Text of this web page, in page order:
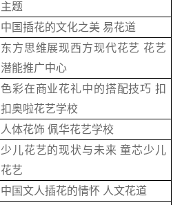
主题
中国插花的文化之美 易花道
东方思维展现西方现代花艺 花艺
潜能推广中心
色彩在商业花礼中的搭配技巧 扣
扣奥啦花艺学校
人体花饰 佩华花艺学校
少儿花艺的现状与未来 童芯少儿
花艺
中国文人插花的情怀 人文花道